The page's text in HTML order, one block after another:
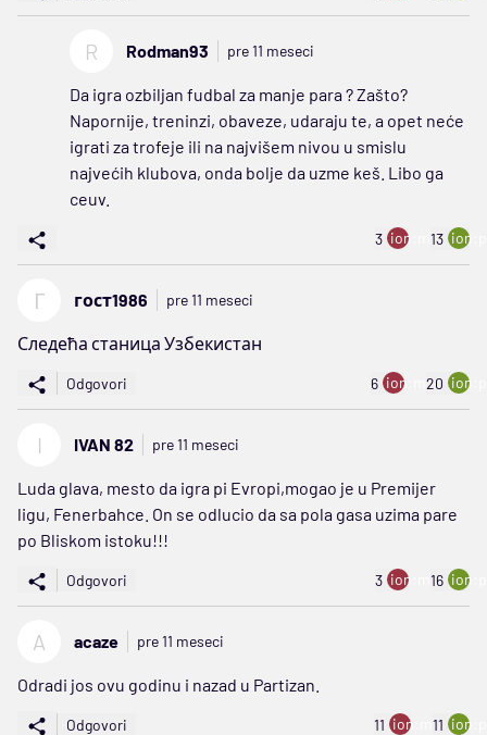
R Rodman93 pre 11 meseci
Da igra ozbiljan fudbal za manje para ? Zašto?
Napornije, treninzi, obaveze, udaraju te, a opet neće
igrati za trofeje ili na najvišem nivou u smislu
najvećih klubova, onda bolje da uzme keš. Libo ga
ceuv.
3 ion:minus
13
Г гост1986 pre 11 meseci
Следећа станица Узбекистан
Odgovori 6 ion:minus
20
I IVAN 82 pre 11 meseci
Luda glava, mesto da igra pi Evropi,mogao je u Premijer
ligu, Fenerbahce. On se odlucio da sa pola gasa uzima pare
po Bliskom istoku!!!
Odgovori 3 ion:minus
16
A acaze pre 11 meseci
Odradi jos ovu godinu i nazad u Partizan.
Odgovori 11 ion:minus
11